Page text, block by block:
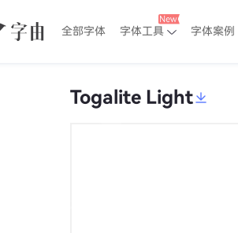
全部字体 字体工具 字体案例
Togalite Light